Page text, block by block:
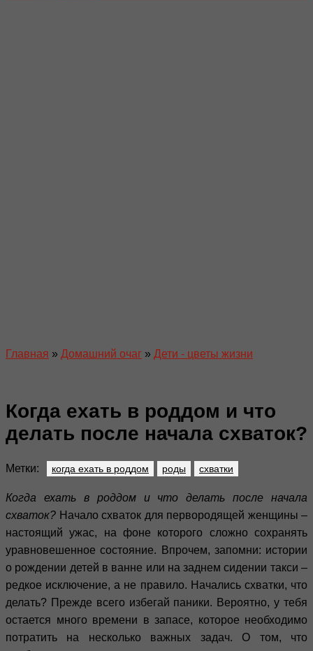
Главная » Домашний очаг » Дети - цветы жизни
Когда ехать в роддом и что
делать после начала схваток?
Метки: когда ехать в роддом роды схватки
Когда ехать в роддом и что делать после начала
схваток? Начало схваток для первородящей женщины –
настоящий ужас, на фоне которого сложно сохранять
уравновешенное состояние. Впрочем, запомни: истории
о рождении детей в ванне или на заднем сидении такси –
редкое исключение, а не правило. Начались схватки, что
делать? Прежде всего избегай паники. Вероятно, у тебя
остается много времени в запасе, которое необходимо
потратить на несколько важных задач. О том, что